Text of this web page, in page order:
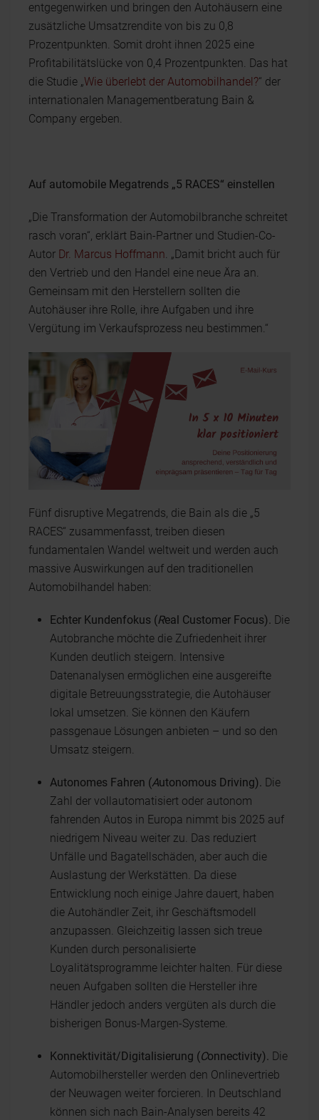
entgegenwirken und bringen den Autohäusern eine
zusätzliche Umsatzrendite von bis zu 0,8
Prozentpunkten. Somit droht ihnen 2025 eine
Profitabilitätslücke von 0,4 Prozentpunkten. Das hat
die Studie „Wie überlebt der Automobilhandel?“ der
internationalen Managementberatung Bain &
Company ergeben.
Auf automobile Megatrends „5 RACES“ einstellen
„Die Transformation der Automobilbranche schreitet
rasch voran“, erklärt Bain-Partner und Studien-Co-
Autor Dr. Marcus Hoffmann. „Damit bricht auch für
den Vertrieb und den Handel eine neue Ära an.
Gemeinsam mit den Herstellern sollten die
Autohäuser ihre Rolle, ihre Aufgaben und ihre
Vergütung im Verkaufsprozess neu bestimmen.“
Fünf disruptive Megatrends, die Bain als die „5
RACES“ zusammenfasst, treiben diesen
fundamentalen Wandel weltweit und werden auch
massive Auswirkungen auf den traditionellen
Automobilhandel haben:
Echter Kundenfokus (Real Customer Focus). Die
Autobranche möchte die Zufriedenheit ihrer
Kunden deutlich steigern. Intensive
Datenanalysen ermöglichen eine ausgereifte
digitale Betreuungsstrategie, die Autohäuser
lokal umsetzen. Sie können den Käufern
passgenaue Lösungen anbieten – und so den
Umsatz steigern.
Autonomes Fahren (Autonomous Driving). Die
Zahl der vollautomatisiert oder autonom
fahrenden Autos in Europa nimmt bis 2025 auf
niedrigem Niveau weiter zu. Das reduziert
Unfälle und Bagatellschäden, aber auch die
Auslastung der Werkstätten. Da diese
Entwicklung noch einige Jahre dauert, haben
die Autohändler Zeit, ihr Geschäftsmodell
anzupassen. Gleichzeitig lassen sich treue
Kunden durch personalisierte
Loyalitätsprogramme leichter halten. Für diese
neuen Aufgaben sollten die Hersteller ihre
Händler jedoch anders vergüten als durch die
bisherigen Bonus-Margen-Systeme.
Konnektivität/Digitalisierung (Connectivity). Die
Automobilhersteller werden den Onlinevertrieb
der Neuwagen weiter forcieren. In Deutschland
können sich nach Bain-Analysen bereits 42